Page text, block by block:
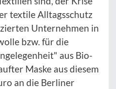
textile Alltagsschutz
Unternehmen in
bzw. für die
aus Bio-
Maske aus diesem
an die Berliner